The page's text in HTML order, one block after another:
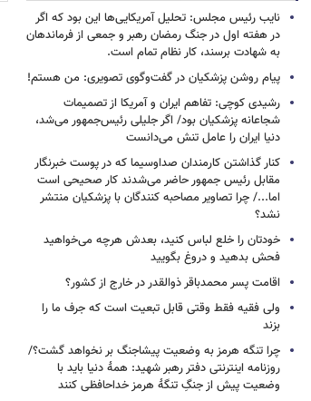
نایب رئیس مجلس: تحلیل آمریکایی‌ها این بود که اگر
در هفته اول در جنگ رمضان رهبر و جمعی از فرماندهان
به شهادت برسند، کار نظام تمام است.
پیام روشن پزشکیان در گفت‌وگوی تصویری: من هستم!
رشیدی کوچی: تفاهم ایران و آمریکا از تصمیمات
شجاعانه پزشکیان بود/ اگر جلیلی رئیس‌جمهور می‌شد،
دنیا ایران را عامل تنش می‌دانست
کنار گذاشتن کارمندان صداوسیما که در پوست خبرنگار
مقابل رئیس جمهور حاضر می‌شدند کار صحیحی است
اما.../ چرا تصاویر مصاحبه کنندگان با پزشکیان منتشر
نشد؟
خودتان را خلع لباس کنید، بعدش هرچه می‌خواهید
فحش بدهید و دروغ بگویید
اقامت پسر محمدباقر ذوالقدر در خارج از کشور؟
ولی فقیه فقط وقتی قابل تبعیت است که جرف ما را
بزند
چرا تنگه هرمز به وضعیت پیشاجنگ بر نخواهد گشت؟/
روزنامه اینترنتی دفتر رهبر شهید: همۀ دنیا باید با
وضعیت پیش از جنگِ تنگۀ هرمز خداحافظی کنند